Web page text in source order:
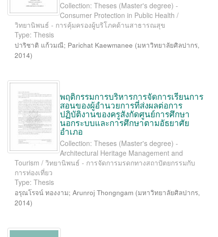
Collection: Theses (Master's degree) -
Consumer Protection in Public Health /
วิทยานิพนธ์ - การคุ้มครองผู้บริโภคด้านสาธารณสุข
Type: Thesis
ปาริชาติ แก้วมณี; Parichat Kaewmanee (มหาวิทยาลัยศิลปากร,
2014)
พฤติกรรมการบริหารการจัดการเรียนการ
สอนของผู้อำนวยการที่ส่งผลต่อการ
ปฏิบัติงานของครูสังกัดศูนย์การศึกษา
นอกระบบและการศึกษาตามอัธยาศัย
อำเภอ
Collection: Theses (Master's degree) -
Architectural Heritage Management and
Tourism / วิทยานิพนธ์ - การจัดการมรดกทางสถาปัตยกรรมกับ
การท่องเที่ยว
Type: Thesis
อรุณโรจน์ ทองงาม; Arunroj Thongngam (มหาวิทยาลัยศิลปากร,
2014)